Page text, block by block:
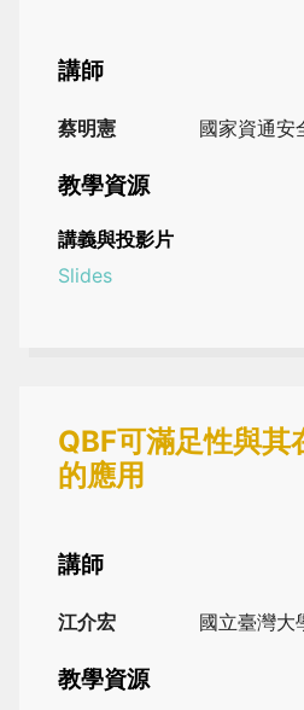
講師
蔡明憲 國家資通安
教學資源
講義與投影片
Slides
QBF可滿足性與其
的應用
講師
江介宏 國立臺灣大
教學資源